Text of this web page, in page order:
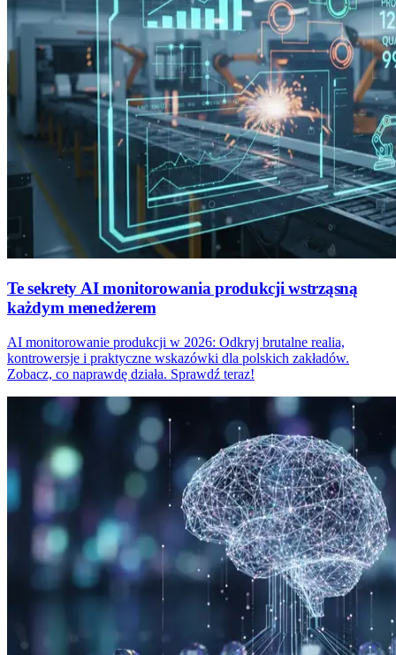
Te sekrety AI monitorowania produkcji wstrząsną
każdym menedżerem
AI monitorowanie produkcji w 2026: Odkryj brutalne realia,
kontrowersje i praktyczne wskazówki dla polskich zakładów.
Zobacz, co naprawdę działa. Sprawdź teraz!